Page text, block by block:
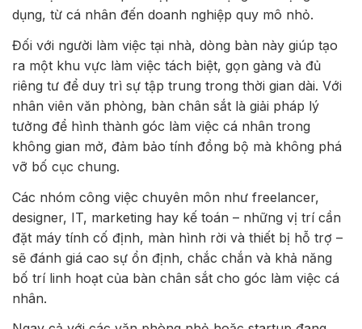
dụng, từ cá nhân đến doanh nghiệp quy mô nhỏ.
Đối với người làm việc tại nhà, dòng bàn này giúp tạo
ra một khu vực làm việc tách biệt, gọn gàng và đủ
riêng tư để duy trì sự tập trung trong thời gian dài. Với
nhân viên văn phòng, bàn chân sắt là giải pháp lý
tưởng để hình thành góc làm việc cá nhân trong
không gian mở, đảm bảo tính đồng bộ mà không phá
vỡ bố cục chung.
Các nhóm công việc chuyên môn như freelancer,
designer, IT, marketing hay kế toán – những vị trí cần
đặt máy tính cố định, màn hình rời và thiết bị hỗ trợ –
sẽ đánh giá cao sự ổn định, chắc chắn và khả năng
bố trí linh hoạt của bàn chân sắt cho góc làm việc cá
nhân.